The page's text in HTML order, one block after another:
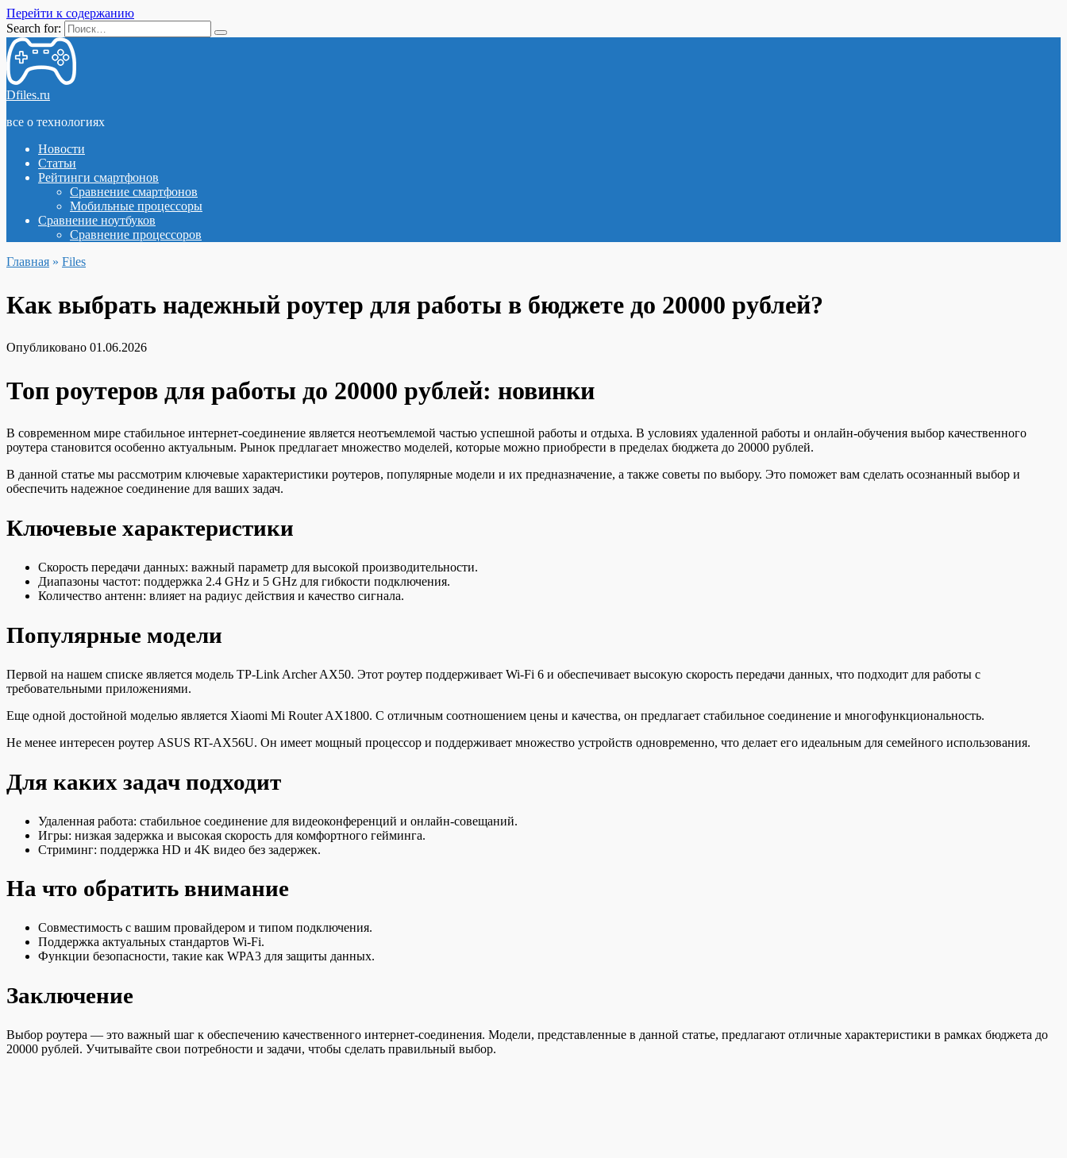
Перейти к содержанию
Search for:
Dfiles.ru
все о технологиях
Новости
Статьи
Рейтинги смартфонов
Сравнение смартфонов
Мобильные процессоры
Сравнение ноутбуков
Сравнение процессоров
Главная » Files
Как выбрать надежный роутер для работы в бюджете до 20000 рублей?
Опубликовано 01.06.2026
Топ роутеров для работы до 20000 рублей: новинки
В современном мире стабильное интернет-соединение является неотъемлемой частью успешной работы и отдыха. В условиях удаленной работы и онлайн-обучения выбор качественного
роутера становится особенно актуальным. Рынок предлагает множество моделей, которые можно приобрести в пределах бюджета до 20000 рублей.
В данной статье мы рассмотрим ключевые характеристики роутеров, популярные модели и их предназначение, а также советы по выбору. Это поможет вам сделать осознанный выбор и
обеспечить надежное соединение для ваших задач.
Ключевые характеристики
Скорость передачи данных: важный параметр для высокой производительности.
Диапазоны частот: поддержка 2.4 GHz и 5 GHz для гибкости подключения.
Количество антенн: влияет на радиус действия и качество сигнала.
Популярные модели
Первой на нашем списке является модель TP-Link Archer AX50. Этот роутер поддерживает Wi-Fi 6 и обеспечивает высокую скорость передачи данных, что подходит для работы с
требовательными приложениями.
Еще одной достойной моделью является Xiaomi Mi Router AX1800. С отличным соотношением цены и качества, он предлагает стабильное соединение и многофункциональность.
Не менее интересен роутер ASUS RT-AX56U. Он имеет мощный процессор и поддерживает множество устройств одновременно, что делает его идеальным для семейного использования.
Для каких задач подходит
Удаленная работа: стабильное соединение для видеоконференций и онлайн-совещаний.
Игры: низкая задержка и высокая скорость для комфортного гейминга.
Стриминг: поддержка HD и 4K видео без задержек.
На что обратить внимание
Совместимость с вашим провайдером и типом подключения.
Поддержка актуальных стандартов Wi-Fi.
Функции безопасности, такие как WPA3 для защиты данных.
Заключение
Выбор роутера — это важный шаг к обеспечению качественного интернет-соединения. Модели, представленные в данной статье, предлагают отличные характеристики в рамках бюджета до
20000 рублей. Учитывайте свои потребности и задачи, чтобы сделать правильный выбор.